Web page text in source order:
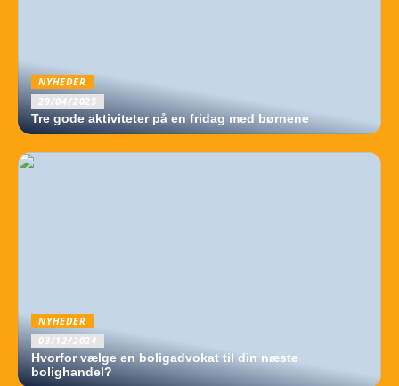
NYHEDER
29/04/2025
Tre gode aktiviteter på en fridag med børnene
NYHEDER
03/12/2024
Hvorfor vælge en boligadvokat til din næste
bolighandel?